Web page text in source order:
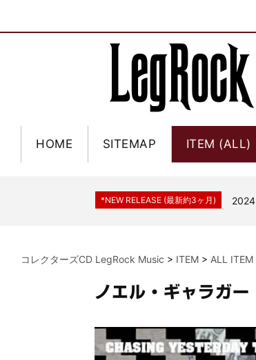
HOME SITEMAP ITEM (ALL)
*NEW RELEASE (最新約3ヶ月)
*NEW RELEASE (最新約3ヶ月)
*NEW RELEASE (最新約3ヶ月)
*NEW RELEASE (最新約3ヶ月)
コレクターズCD LegRock Music > ITEM > ALL ITEM
ノエル・ギャラガ